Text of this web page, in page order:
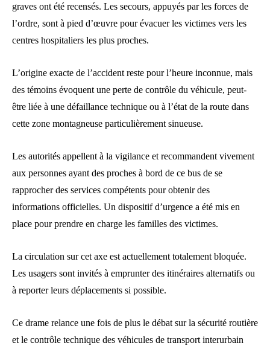
graves ont été recensés. Les secours, appuyés par les forces de
l’ordre, sont à pied d’œuvre pour évacuer les victimes vers les
centres hospitaliers les plus proches.
L’origine exacte de l’accident reste pour l’heure inconnue, mais
des témoins évoquent une perte de contrôle du véhicule, peut-
être liée à une défaillance technique ou à l’état de la route dans
cette zone montagneuse particulièrement sinueuse.
Les autorités appellent à la vigilance et recommandent vivement
aux personnes ayant des proches à bord de ce bus de se
rapprocher des services compétents pour obtenir des
informations officielles. Un dispositif d’urgence a été mis en
place pour prendre en charge les familles des victimes.
La circulation sur cet axe est actuellement totalement bloquée.
Les usagers sont invités à emprunter des itinéraires alternatifs ou
à reporter leurs déplacements si possible.
Ce drame relance une fois de plus le débat sur la sécurité routière
et le contrôle technique des véhicules de transport interurbain